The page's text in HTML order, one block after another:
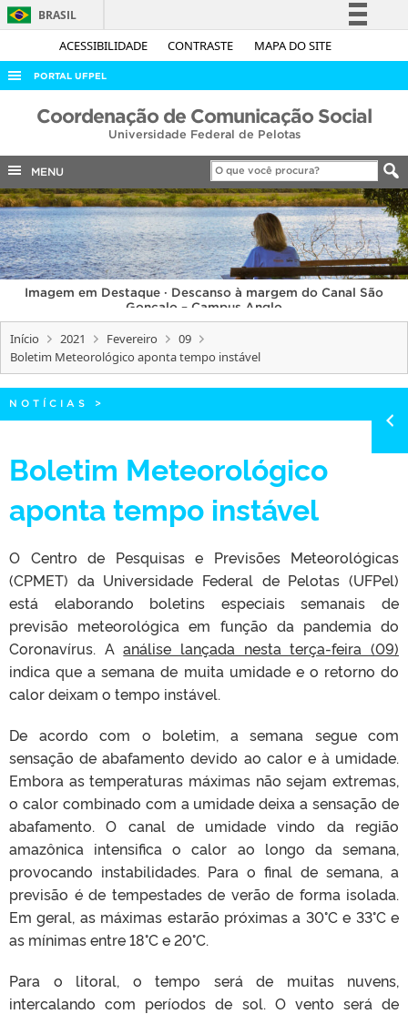
ACESSIBILIDADE CONTRASTE MAPA DO SITE
BRASIL
Simplifique!
Acesso à informação
Legislação
Canais
PORTAL UFPEL
ACESSO À INFORMAÇÃO
COBALTO
CONCURSOS
EDITAIS
INTERNACIONAL
OUVIDORIA
PORTARIAS
TELEFONES
Coordenação de Comunicação Social
Universidade Federal de Pelotas
MENU
Imagem em Destaque · Descanso à margem do Canal São
Gonçalo – Campus Anglo
Início 2021 Fevereiro
09
Boletim Meteorológico aponta tempo instável
NOTÍCIAS >
Boletim Meteorológico
aponta tempo instável
O Centro de Pesquisas e Previsões Meteorológicas
(CPMET) da Universidade Federal de Pelotas (UFPel)
está elaborando boletins especiais semanais de
previsão meteorológica em função da pandemia do
Coronavírus. Aanálise lançada nesta terça-feira (09)
indica que a semana de muita umidade e o retorno do
calor deixam o tempo instável.
De acordo com o boletim, a semana segue com
sensação de abafamento devido ao calor e à umidade.
Embora as temperaturas máximas não sejam extremas,
o calor combinado com a umidade deixa a sensação de
abafamento. O canal de umidade vindo da região
amazônica intensifica o calor ao longo da semana,
provocando instabilidades. Para o final de semana, a
previsão é de tempestades de verão de forma isolada.
Em geral, as máximas estarão próximas a 30°C e 33°C e
as mínimas entre 18°C e 20°C.
Para o litoral, o tempo será de muitas nuvens,
intercalando com períodos de sol. O vento será de